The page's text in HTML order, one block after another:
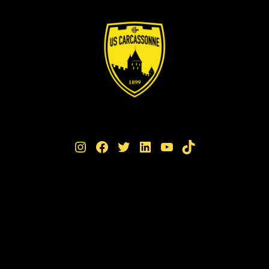
Instagram Facebook Twitter LinkedIn YouTube TikTok